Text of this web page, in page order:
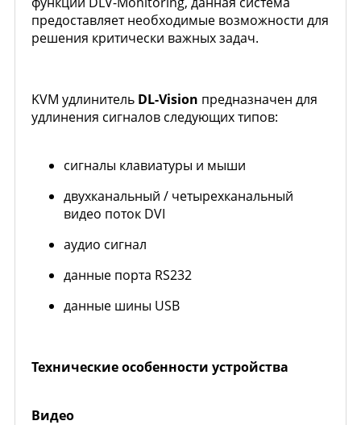
предоставляет необходимые возможности для
решения критически важных задач.
KVM удлинитель DL-Vision предназначен для
удлинения сигналов следующих типов:
сигналы клавиатуры и мыши
двухканальный / четырехканальный
видео поток DVI
аудио сигнал
данные порта RS232
данные шины USB
Технические особенности устройства
Видео